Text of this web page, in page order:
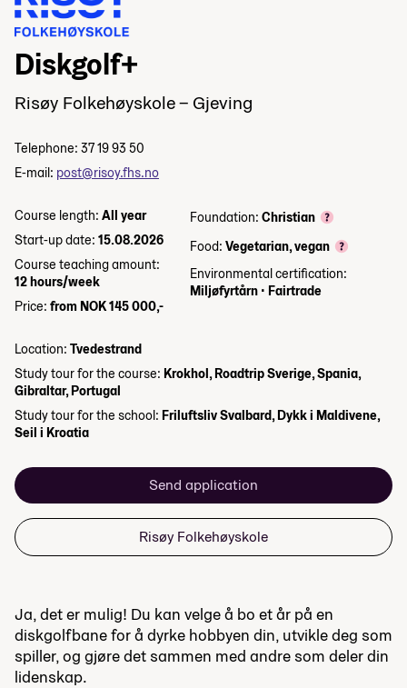
Diskgolf+
Risøy Folkehøyskole – Gjeving
Telephone: 37 19 93 50
E-mail: post@risoy.fhs.no
Course length: All year
Start-up date: 15.08.2026
Course teaching amount:
12 hours/week
Price: from NOK 145 000,-
Foundation: Christian
Food: Vegetarian, vegan
Environmental certification:
Miljøfyrtårn• Fairtrade
Location: Tvedestrand
Study tour for the course: Krokhol, Roadtrip Sverige, Spania,
Gibraltar, Portugal
Study tour for the school: Friluftsliv Svalbard, Dykk i Maldivene,
Seil i Kroatia
Send application
Risøy Folkehøyskole
Ja, det er mulig! Du kan velge å bo et år på en
diskgolfbane for å dyrke hobbyen din, utvikle deg som
spiller, og gjøre det sammen med andre som deler din
lidenskap.